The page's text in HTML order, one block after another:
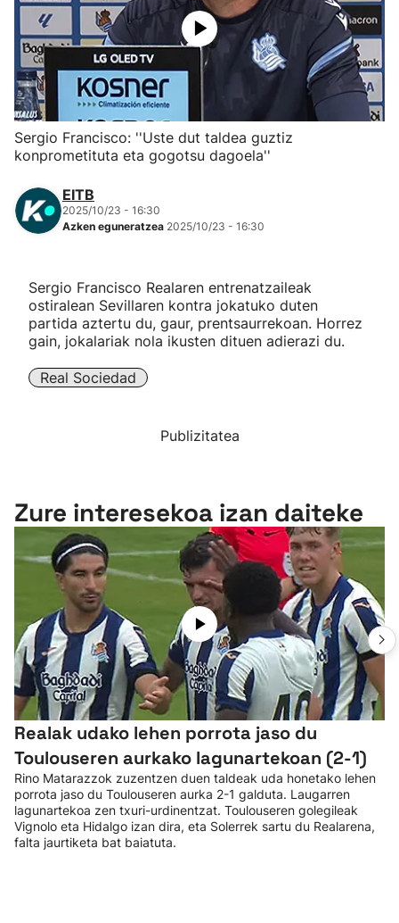
Herri-kirolak
Eskubaloia
Kirolak 360
Mendi-lasterketak
"Helmuga"
Sergio Francisco: ''Uste dut taldea guztiz
konprometituta eta gogotsu dagoela''
EITB
2025/10/23 - 16:30
Azken eguneratzea 2025/10/23 - 16:30
Sergio Francisco Realaren entrenatzaileak
ostiralean Sevillaren kontra jokatuko duten
partida aztertu du, gaur, prentsaurrekoan. Horrez
gain, jokalariak nola ikusten dituen adierazi du.
Real Sociedad
Publizitatea
Zure interesekoa izan daiteke
Realak udako lehen porrota jaso du
Toulouseren aurkako lagunartekoan (2-1)
Rino Matarazzok zuzentzen duen taldeak uda honetako lehen
porrota jaso du Toulouseren aurka 2-1 galduta. Laugarren
lagunartekoa zen txuri-urdinentzat. Toulouseren golegileak
Vignolo eta Hidalgo izan dira, eta Solerrek sartu du Realarena,
falta jaurtiketa bat baiatuta.